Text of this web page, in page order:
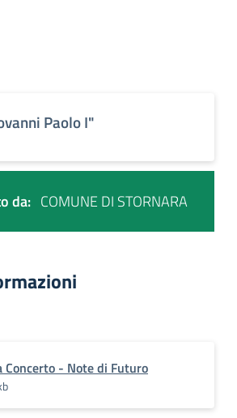
Paolo I"
da: COMUNE DI STORNARA
Concerto - Note di Futuro